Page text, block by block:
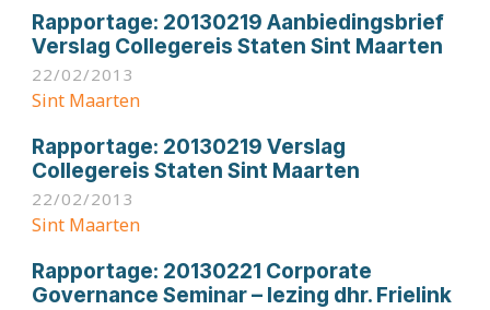
Rapportage: 20130219 Aanbiedingsbrief
Verslag Collegereis Staten Sint Maarten
22/02/2013
Sint Maarten
Rapportage: 20130219 Verslag
Collegereis Staten Sint Maarten
22/02/2013
Sint Maarten
Rapportage: 20130221 Corporate
Governance Seminar – lezing dhr. Frielink